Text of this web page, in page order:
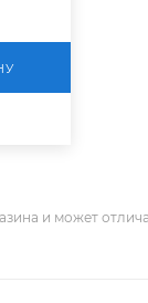
и может